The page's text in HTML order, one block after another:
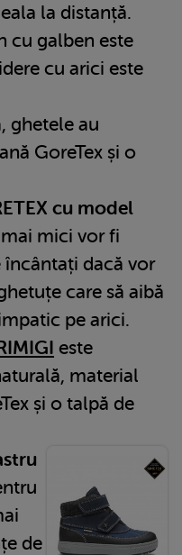
la distanță.
cu galben este
cu arici este
ghetele au
GoreTex și o
cu model
mici vor fi
încântați dacă vor
care să aibă
pe arici.
este
material
și o talpă de
de